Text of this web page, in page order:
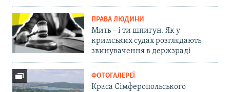
ПРАВА ЛЮДИНИ
Мить – і ти шпигун. Як у
кримських судах розглядають
звинувачення в держзраді
ФОТОГАЛЕРЕЇ
Краса Сімферопольського